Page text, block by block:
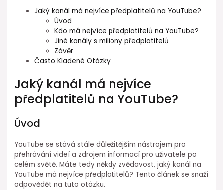
Jaký kanál má nejvíce předplatitelů na YouTube?
Úvod
Kdo má nejvíce předplatitelů na YouTube?
Jiné kanály s miliony předplatitelů
Závěr
Často Kladené Otázky
Jaký kanál má nejvíce
předplatitelů na YouTube?
Úvod
YouTube se stává stále důležitějším nástrojem pro
přehrávání videí a zdrojem informací pro uživatele po
celém světě. Máte tedy někdy zvědavost, jaký kanál na
YouTube má nejvíce předplatitelů? Tento článek se snaží
odpovědět na tuto otázku.